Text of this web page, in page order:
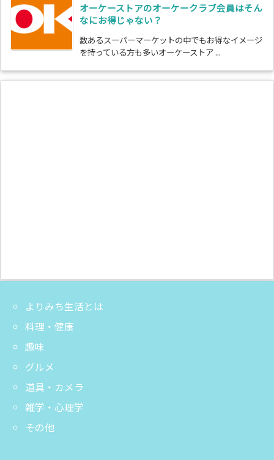
オーケーストアのオーケークラブ会員はそん
なにお得じゃない？
数あるスーパーマーケットの中でもお得なイメージ
を持っている方も多いオーケーストア ...
よりみち生活とは
料理・健康
趣味
グルメ
道具・カメラ
雑学・心理学
その他